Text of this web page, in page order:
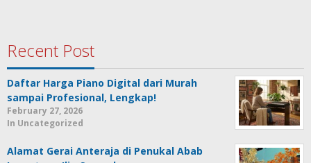
Recent Post
Daftar Harga Piano Digital dari Murah
sampai Profesional, Lengkap!
February 27, 2026
In Uncategorized
Alamat Gerai Anteraja di Penukal Abab